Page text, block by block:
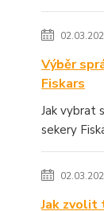
Výběr
Fiskars
Jak vybrat
sekery
Jak zvolit